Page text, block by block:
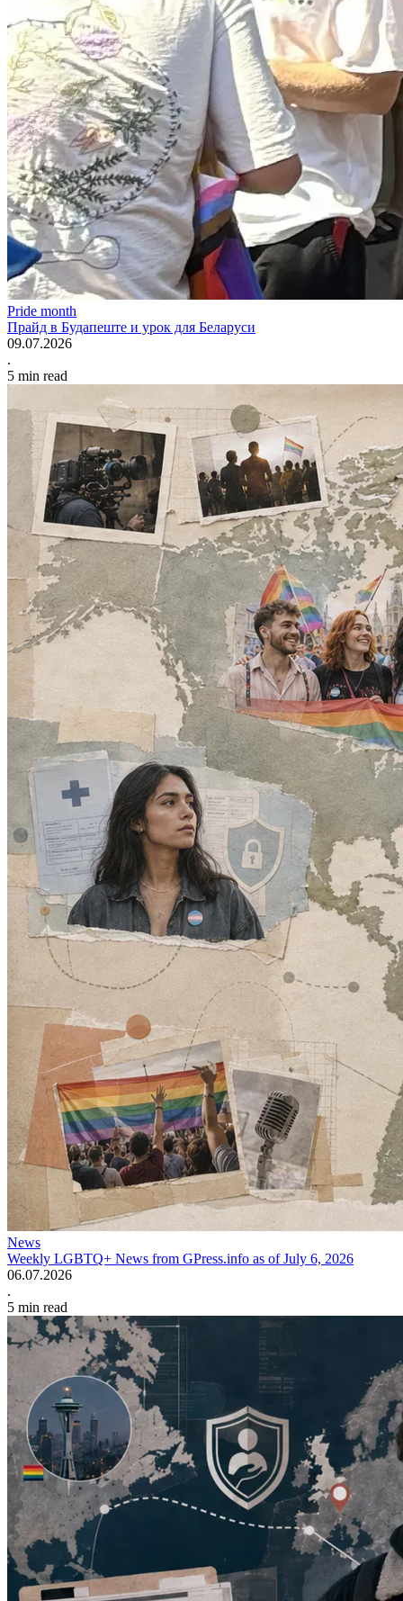
Pride month
Прайд в Будапеште и урок для Беларуси
09.07.2026
.
5 min read
News
Weekly LGBTQ+ News from GPress.info as of July 6, 2026
06.07.2026
.
5 min read